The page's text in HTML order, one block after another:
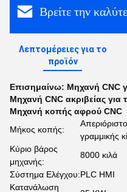
Βρείτε την
Λεπτομέρειες για το
προϊόν
Επισημαίνω: Μηχανή CNC
Μηχανή CNC ακριβείας
Μηχανή κοπής αφρού CNC
Μήκος κοπής:
γραμμικής
Κύριο βάρος
μηχανής:
8000 κιλά
Σύστημα Ελέγχου:PLC HMI
Κατανάλωση